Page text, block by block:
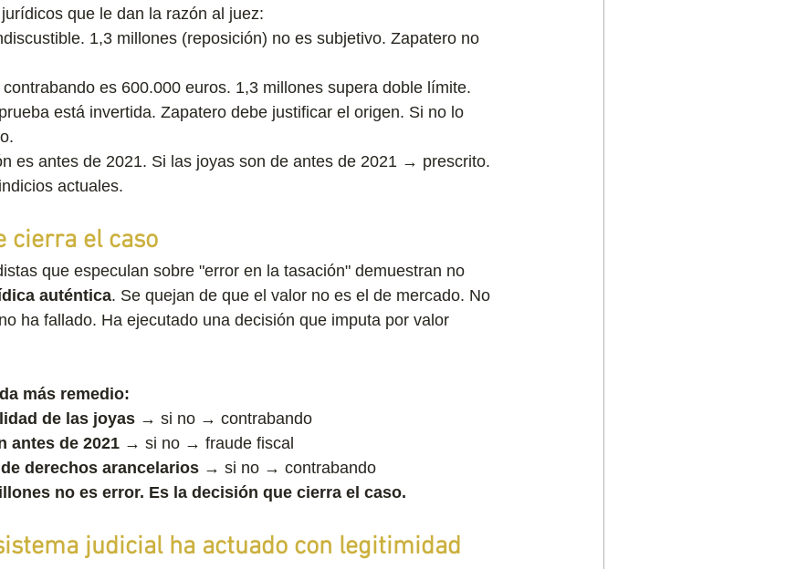
que le dan la razón al juez:
1,3 millones (reposición) no es subjetivo. Zapatero no
es 600.000 euros. 1,3 millones supera doble límite.
está invertida. Zapatero debe justificar el origen. Si no lo
es antes de 2021. Si las joyas son de antes de 2021 → prescrito.
actuales.
cierra el caso
que especulan sobre "error en la tasación" demuestran no
auténtica. Se quejan de que el valor no es el de mercado. No
ha fallado. Ha ejecutado una decisión que imputa por valor
más remedio:
de las joyas → si no → contrabando
antes de 2021 → si no → fraude fiscal
derechos arancelarios → si no → contrabando
no es error. Es la decisión que cierra el caso.
judicial ha actuado con legitimidad